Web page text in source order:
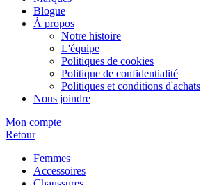
Blogue
À propos
Notre histoire
L'équipe
Politiques de cookies
Politique de confidentialité
Politiques et conditions d'achats
Nous joindre
Mon compte
Retour
Femmes
Accessoires